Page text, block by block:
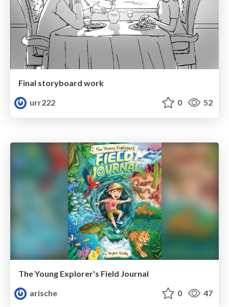
Final storyboard work
urr222
0 52
The Young Explorer's Field Journal
arische
0 47